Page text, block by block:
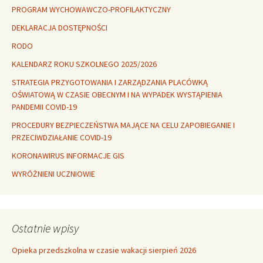
PROGRAM WYCHOWAWCZO-PROFILAKTYCZNY
DEKLARACJA DOSTĘPNOŚCI
RODO
KALENDARZ ROKU SZKOLNEGO 2025/2026
STRATEGIA PRZYGOTOWANIA I ZARZĄDZANIA PLACÓWKĄ
OŚWIATOWĄ W CZASIE OBECNYM I NA WYPADEK WYSTĄPIENIA
PANDEMII COVID-19
PROCEDURY BEZPIECZEŃSTWA MAJĄCE NA CELU ZAPOBIEGANIE I
PRZECIWDZIAŁANIE COVID-19
KORONAWIRUS INFORMACJE GIS
WYRÓŻNIENI UCZNIOWIE
Ostatnie wpisy
Opieka przedszkolna w czasie wakacji sierpień 2026